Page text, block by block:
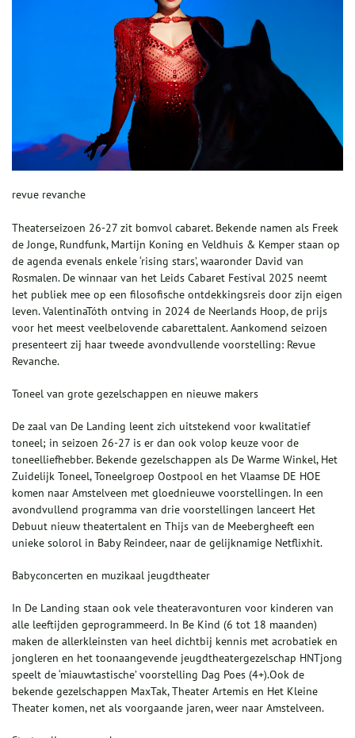
revue revanche
Theaterseizoen 26-27 zit bomvol cabaret. Bekende namen als Freek
de Jonge, Rundfunk, Martijn Koning en Veldhuis & Kemper staan op
de agenda evenals enkele ‘rising stars’, waaronder David van
Rosmalen. De winnaar van het Leids Cabaret Festival 2025 neemt
het publiek mee op een filosofische ontdekkingsreis door zijn eigen
leven. ValentinaTóth ontving in 2024 de Neerlands Hoop, de prijs
voor het meest veelbelovende cabarettalent. Aankomend seizoen
presenteert zij haar tweede avondvullende voorstelling: Revue
Revanche.
Toneel van grote gezelschappen en nieuwe makers
De zaal van De Landing leent zich uitstekend voor kwalitatief
toneel; in seizoen 26-27 is er dan ook volop keuze voor de
toneelliefhebber. Bekende gezelschappen als De Warme Winkel, Het
Zuidelijk Toneel, Toneelgroep Oostpool en het Vlaamse DE HOE
komen naar Amstelveen met gloednieuwe voorstellingen. In een
avondvullend programma van drie voorstellingen lanceert Het
Debuut nieuw theatertalent en Thijs van de Meebergheeft een
unieke solorol in Baby Reindeer, naar de gelijknamige Netflixhit.
Babyconcerten en muzikaal jeugdtheater
In De Landing staan ook vele theateravonturen voor kinderen van
alle leeftijden geprogrammeerd. In Be Kind (6 tot 18 maanden)
maken de allerkleinsten van heel dichtbij kennis met acrobatiek en
jongleren en het toonaangevende jeugdtheatergezelschap HNTjong
speelt de ‘miauwtastische’ voorstelling Dag Poes (4+).Ook de
bekende gezelschappen MaxTak, Theater Artemis en Het Kleine
Theater komen, net als voorgaande jaren, weer naar Amstelveen.